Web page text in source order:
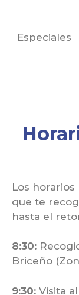
Especiales
Los
que te
hasta el
8:30:
Briceño
9:30: Visita